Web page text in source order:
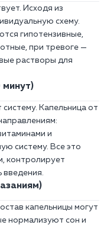
Исходя из
схему.
гипотензивные,
при тревоге —
растворы для
Капельница от
и
систему. Все это
контролирует
введения.
капельницы могут
нормализуют сон и